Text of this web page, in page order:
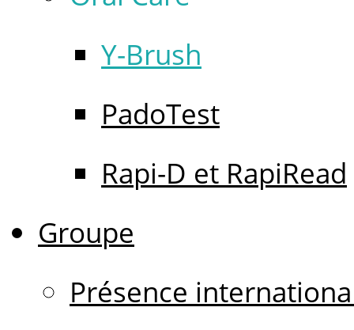
Y-Brush
PadoTest
Rapi-D et RapiRead
Groupe
Présence